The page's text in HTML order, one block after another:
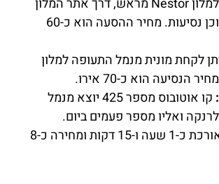
התעופה למלון Nestor מראש, דרך אתר המלון
או דרך סוכן נסיעות. מחיר ההסעה הוא כ-60
לקחת מונית מנמל התעופה למלון
קו אוטובוס מספר 425 יוצא מנמל
ואליו מספר פעמים ביום.
הנסיעה אורכת כ-1 שעה ו-15 דקות ומחירה כ-8